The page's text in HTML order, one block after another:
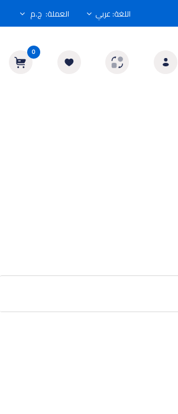
اللغة:عربي العملة: ج.م
0